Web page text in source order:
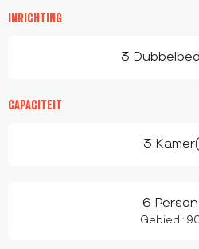
INRICHTING
3
CAPACITEIT
3
6
Gebied :